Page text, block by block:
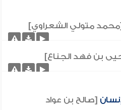
[محمد متولي الشعراوي]
بن فهد الجناع]
[صالح بن عواد